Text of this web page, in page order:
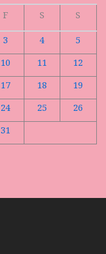
F S
S
3 4
5
10 11
12
17 18
19
24 25
26
31